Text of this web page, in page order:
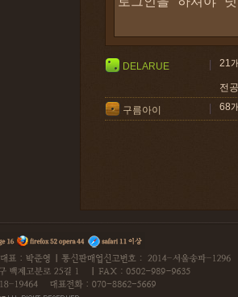
DELARUE 21
전
구름아이
68